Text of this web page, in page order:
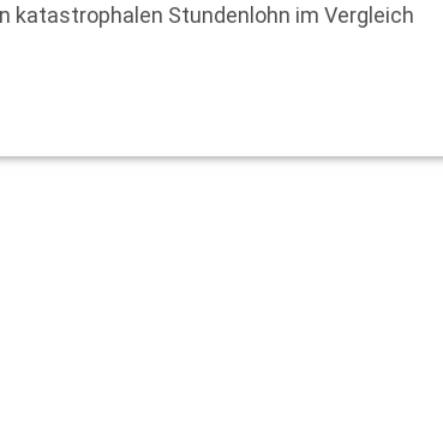
katastrophalen Stundenlohn im Vergleich